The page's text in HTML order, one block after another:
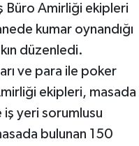
Büro Amirliği ekipleri
kumar oynandığı
düzenledi.
ve para ile poker
ekipleri, masada
yeri sorumlusu
bulunan 150